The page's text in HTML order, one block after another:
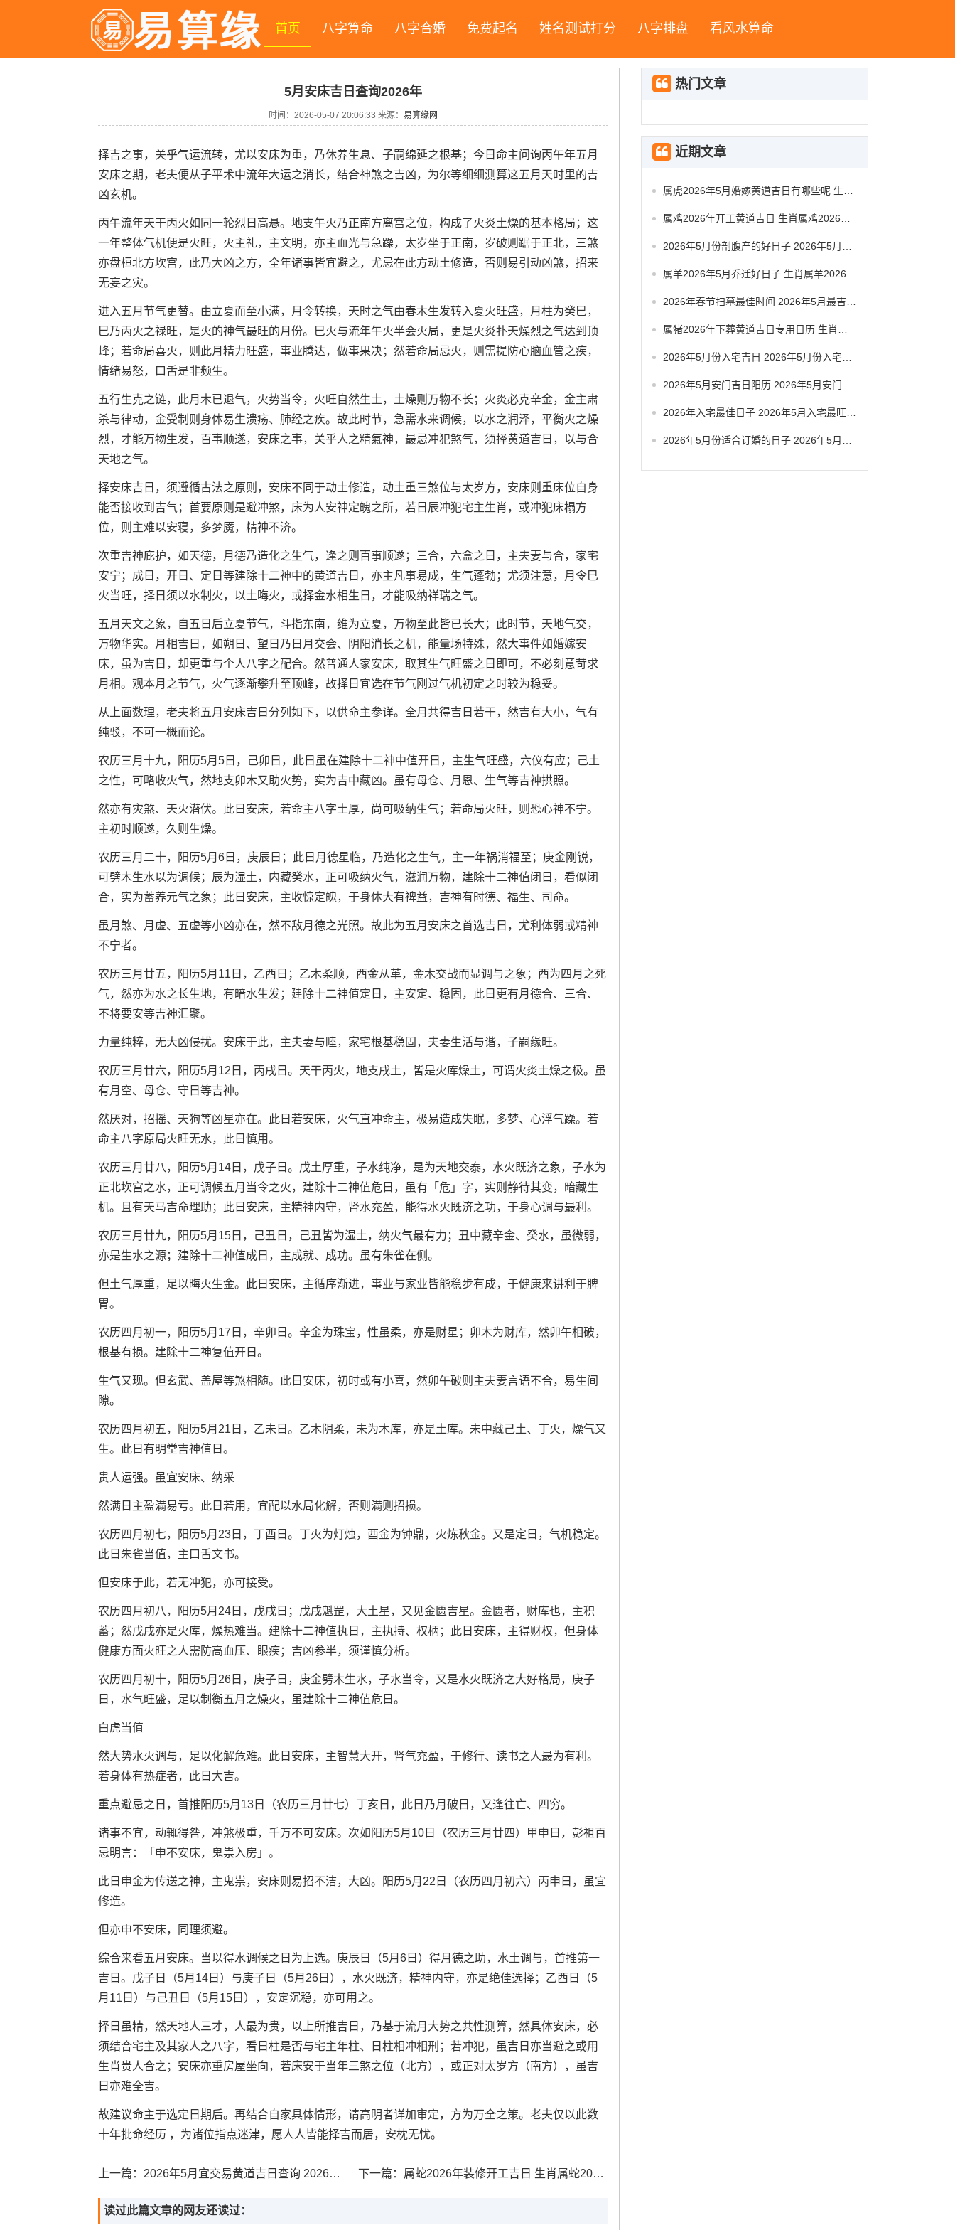
首页 八字算命 八字合婚 免费起名 姓名测试打分 八字排盘 看风水算命
5月安床吉日查询2026年
时间： 2026-05-07 20:06:33 来源： 易算缘网
择吉之事，关乎气运流转，尤以安床为重，乃休养生息、子嗣绵延之根基；今日命主问询丙午年五月
安床之期，老夫便从子平术中流年大运之消长，结合神煞之吉凶，为尔等细细测算这五月天时里的吉
凶玄机。
丙午流年天干丙火如同一轮烈日高悬。地支午火乃正南方离宫之位，构成了火炎土燥的基本格局；这
一年整体气机便是火旺，火主礼，主文明，亦主血光与急躁，太岁坐于正南，岁破则踞于正北，三煞
亦盘桓北方坎宫，此乃大凶之方，全年诸事皆宜避之，尤忌在此方动土修造，否则易引动凶煞，招来
无妄之灾。
进入五月节气更替。由立夏而至小满，月令转换，天时之气由春木生发转入夏火旺盛，月柱为癸巳，
巳乃丙火之禄旺，是火的神气最旺的月份。巳火与流年午火半会火局，更是火炎扑天燥烈之气达到顶
峰；若命局喜火，则此月精力旺盛，事业腾达，做事果决；然若命局忌火，则需提防心脑血管之疾，
情绪易怒，口舌是非频生。
五行生克之链，此月木已退气，火势当令，火旺自然生土，土燥则万物不长；火炎必克辛金，金主肃
杀与律动，金受制则身体易生溃疡、肺经之疾。故此时节，急需水来调候，以水之润泽，平衡火之燥
烈，才能万物生发，百事顺遂，安床之事，关乎人之精氣神，最忌冲犯煞气，须择黄道吉日，以与合
天地之气。
择安床吉日，须遵循古法之原则，安床不同于动土修造，动土重三煞位与太岁方，安床则重床位自身
能否接收到吉气；首要原则是避冲煞，床为人安神定魄之所，若日辰冲犯宅主生肖，或冲犯床榻方
位，则主难以安寝，多梦魇，精神不济。
次重吉神庇护，如天德，月德乃造化之生气，逢之则百事顺遂；三合，六盒之日，主夫妻与合，家宅
安宁；成日，开日、定日等建除十二神中的黄道吉日，亦主凡事易成，生气蓬勃；尤须注意，月令巳
火当旺，择日须以水制火，以土晦火，或择金水相生日，才能吸纳祥瑞之气。
五月天文之象，自五日后立夏节气，斗指东南，维为立夏，万物至此皆已长大；此时节，天地气交，
万物华实。月相吉日，如朔日、望日乃日月交会、阴阳消长之机，能量场特殊，然大事件如婚嫁安
床，虽为吉日，却更重与个人八字之配合。然普通人家安床，取其生气旺盛之日即可，不必刻意苛求
月相。观本月之节气，火气逐渐攀升至顶峰，故择日宜选在节气刚过气机初定之时较为稳妥。
从上面数理，老夫将五月安床吉日分列如下，以供命主参详。全月共得吉日若干，然吉有大小，气有
纯驳，不可一概而论。
农历三月十九，阳历5月5日，己卯日，此日虽在建除十二神中值开日，主生气旺盛，六仪有应；己土
之性，可略收火气，然地支卯木又助火势，实为吉中藏凶。虽有母仓、月恩、生气等吉神拱照。
然亦有灾煞、天火潜伏。此日安床，若命主八字土厚，尚可吸纳生气；若命局火旺，则恐心神不宁。
主初时顺遂，久则生燥。
农历三月二十，阳历5月6日，庚辰日；此日月德星临，乃造化之生气，主一年祸消福至；庚金刚锐，
可劈木生水以为调候；辰为湿土，内藏癸水，正可吸纳火气，滋润万物，建除十二神值闭日，看似闭
合，实为蓄养元气之象；此日安床，主收惊定魄，于身体大有裨益，吉神有时德、福生、司命。
虽月煞、月虚、五虚等小凶亦在，然不敌月德之光照。故此为五月安床之首选吉日，尤利体弱或精神
不宁者。
农历三月廿五，阳历5月11日，乙酉日；乙木柔顺，酉金从革，金木交战而显调与之象；酉为四月之死
气，然亦为水之长生地，有暗水生发；建除十二神值定日，主安定、稳固，此日更有月德合、三合、
不将要安等吉神汇聚。
力量纯粹，无大凶侵扰。安床于此，主夫妻与睦，家宅根基稳固，夫妻生活与谐，子嗣缘旺。
农历三月廿六，阳历5月12日，丙戌日。天干丙火，地支戌土，皆是火库燥土，可谓火炎土燥之极。虽
有月空、母仓、守日等吉神。
然厌对，招摇、天狗等凶星亦在。此日若安床，火气直冲命主，极易造成失眠，多梦、心浮气躁。若
命主八字原局火旺无水，此日慎用。
农历三月廿八，阳历5月14日，戊子日。戊土厚重，子水纯净，是为天地交泰，水火既济之象，子水为
正北坎宫之水，正可调候五月当令之火，建除十二神值危日，虽有「危」字，实则静待其变，暗藏生
机。且有天马吉命理助；此日安床，主精神内守，肾水充盈，能得水火既济之功，于身心调与最利。
农历三月廿九，阳历5月15日，己丑日，己丑皆为湿土，纳火气最有力；丑中藏辛金、癸水，虽微弱，
亦是生水之源；建除十二神值成日，主成就、成功。虽有朱雀在侧。
但土气厚重，足以晦火生金。此日安床，主循序渐进，事业与家业皆能稳步有成，于健康来讲利于脾
胃。
农历四月初一，阳历5月17日，辛卯日。辛金为珠宝，性虽柔，亦是财星；卯木为财库，然卯午相破，
根基有损。建除十二神复值开日。
生气又现。但玄武、盖屋等煞相随。此日安床，初时或有小喜，然卯午破则主夫妻言语不合，易生间
隙。
农历四月初五，阳历5月21日，乙未日。乙木阴柔，未为木库，亦是土库。未中藏己土、丁火，燥气又
生。此日有明堂吉神值日。
贵人运强。虽宜安床、纳采
然满日主盈满易亏。此日若用，宜配以水局化解，否则满则招损。
农历四月初七，阳历5月23日，丁酉日。丁火为灯烛，酉金为钟鼎，火炼秋金。又是定日，气机稳定。
此日朱雀当值，主口舌文书。
但安床于此，若无冲犯，亦可接受。
农历四月初八，阳历5月24日，戊戌日；戊戌魁罡，大土星，又见金匮吉星。金匮者，财库也，主积
蓄；然戊戌亦是火库，燥热难当。建除十二神值执日，主执持、权柄；此日安床，主得财权，但身体
健康方面火旺之人需防高血压、眼疾；吉凶参半，须谨慎分析。
农历四月初十，阳历5月26日，庚子日，庚金劈木生水，子水当令，又是水火既济之大好格局，庚子
日，水气旺盛，足以制衡五月之燥火，虽建除十二神值危日。
白虎当值
然大势水火调与，足以化解危难。此日安床，主智慧大开，肾气充盈，于修行、读书之人最为有利。
若身体有热症者，此日大吉。
重点避忌之日，首推阳历5月13日（农历三月廿七）丁亥日，此日乃月破日，又逢往亡、四穷。
诸事不宜，动辄得咎，冲煞极重，千万不可安床。次如阳历5月10日（农历三月廿四）甲申日，彭祖百
忌明言：「申不安床，鬼祟入房」。
此日申金为传送之神，主鬼祟，安床则易招不洁，大凶。阳历5月22日（农历四月初六）丙申日，虽宜
修造。
但亦申不安床，同理须避。
综合来看五月安床。当以得水调候之日为上选。庚辰日（5月6日）得月德之助，水土调与，首推第一
吉日。戊子日（5月14日）与庚子日（5月26日），水火既济，精神内守，亦是绝佳选择；乙酉日（5
月11日）与己丑日（5月15日），安定沉稳，亦可用之。
择日虽精，然天地人三才，人最为贵，以上所推吉日，乃基于流月大势之共性测算，然具体安床，必
须结合宅主及其家人之八字，看日柱是否与宅主年柱、日柱相冲相刑；若冲犯，虽吉日亦当避之或用
生肖贵人合之；安床亦重房屋坐向，若床安于当年三煞之位（北方），或正对太岁方（南方），虽吉
日亦难全吉。
故建议命主于选定日期后。再结合自家具体情形，请高明者详加审定，方为万全之策。老夫仅以此数
十年批命经历 ，为诸位指点迷津，愿人人皆能择吉而居，安枕无忧。
上一篇： 2026年5月宜交易黄道吉日查询 2026年5月交易吉日吉时推荐 下一篇： 属蛇2026年装修开工吉日 生肖属蛇2026年5月装大门最吉利的日子有哪些
读过此篇文章的网友还读过：
热门文章
近期文章